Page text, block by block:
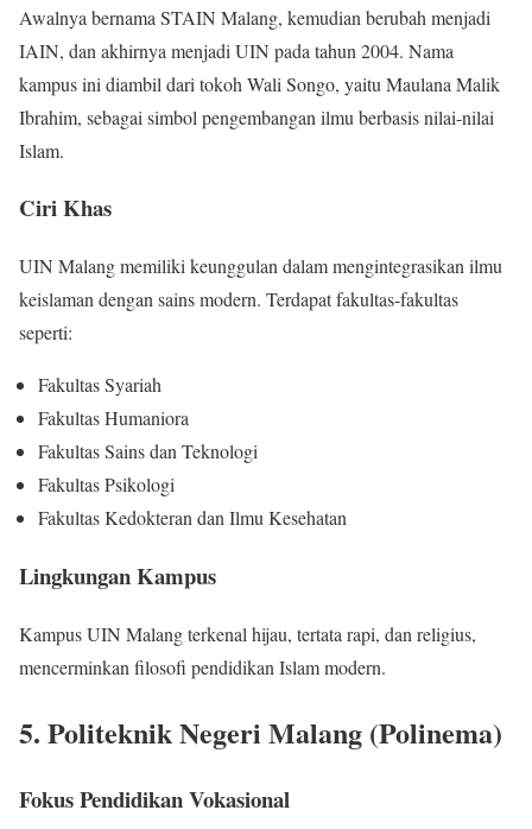
Awalnya bernama STAIN Malang, kemudian berubah menjadi
IAIN, dan akhirnya menjadi UIN pada tahun 2004. Nama
kampus ini diambil dari tokoh Wali Songo, yaitu Maulana Malik
Ibrahim, sebagai simbol pengembangan ilmu berbasis nilai-nilai
Islam.
Ciri Khas
UIN Malang memiliki keunggulan dalam mengintegrasikan ilmu
keislaman dengan sains modern. Terdapat fakultas-fakultas
seperti:
Fakultas Syariah
Fakultas Humaniora
Fakultas Sains dan Teknologi
Fakultas Psikologi
Fakultas Kedokteran dan Ilmu Kesehatan
Lingkungan Kampus
Kampus UIN Malang terkenal hijau, tertata rapi, dan religius,
mencerminkan filosofi pendidikan Islam modern.
5. Politeknik Negeri Malang (Polinema)
Fokus Pendidikan Vokasional